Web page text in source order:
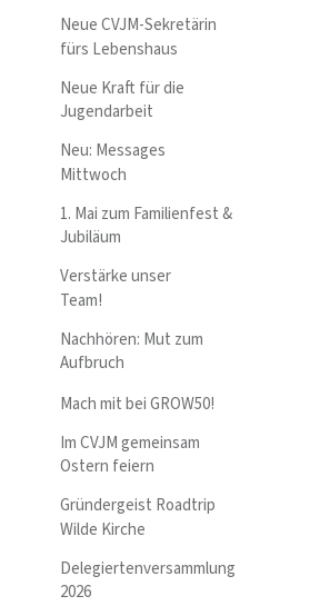
Neue CVJM-Sekretärin
fürs Lebenshaus
Neue Kraft für die
Jugendarbeit
Neu: Messages
Mittwoch
1. Mai zum Familienfest &
Jubiläum
Verstärke unser
Team!
Nachhören: Mut zum
Aufbruch
Mach mit bei GROW50!
Im CVJM gemeinsam
Ostern feiern
Gründergeist Roadtrip
Wilde Kirche
Delegiertenversammlung
2026